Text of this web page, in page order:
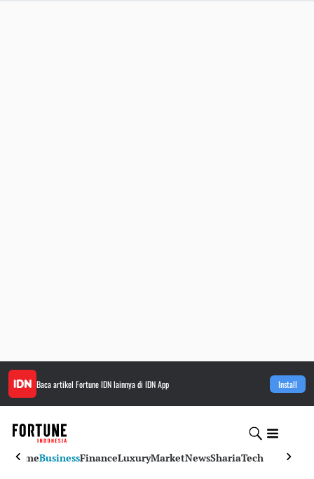
Baca artikel Fortune IDNlainnya di IDN App Install
HomeBusinessFinanceLuxuryMarketNewsShariaTech